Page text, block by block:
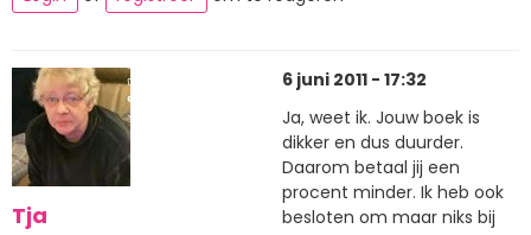
Tja
6 juni 2011 - 17:32
Ja, weet ik. Jouw boek is
dikker en dus duurder.
Daarom betaal jij een
procent minder. Ik heb ook
besloten om maar niks bij